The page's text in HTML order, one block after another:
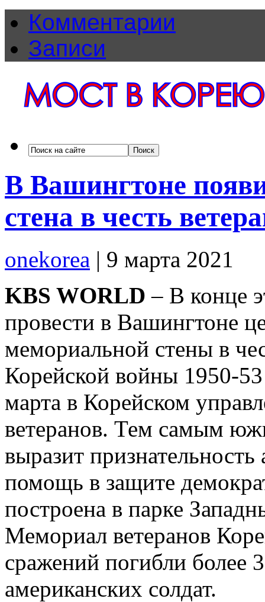
Комментарии
Записи
В Вашингтоне
стена в честь
onekorea | 9 марта 2021
KBS WORLD – В конце
провести в Вашингтоне
мемориальной стены в
Корейской войны 1950-
марта в Корейском
ветеранов. Тем самым
выразит
помощь в защите
построена в парке
Мемориал ветеранов
сражений погибли более
американских солдат.